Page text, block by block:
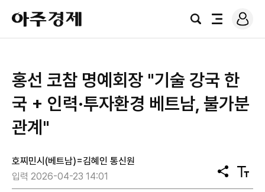
아
주
경
검
전
로
그
홍선 코참 명예회장 "기술 강국 한
국 + 인력·투자환경 베트남, 불가분
관계"
호찌민시(베트남)=김혜인 통신원
입력 2026-04-23 14:01
공
유
텍
스